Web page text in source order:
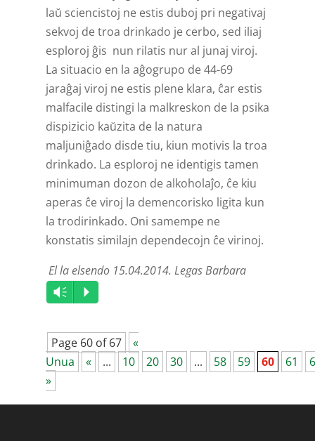
laŭ sciencistoj ne estis duboj pri negativaj
sekvoj de troa drinkado je cerbo, sed iliaj
esploroj ĝis nun rilatis nur al junaj viroj.
La situacio en la aĝogrupo de 44-69
jaraĝaj viroj ne estis plene klara, ĉar estis
malfacile distingi la malkreskon de la psika
dispizicio kaŭzita de la natura
maljuniĝado disde tiu, kiun motivis la troa
drinkado. La esploroj ne identigis tamen
minimuman dozon de alkoholaĵo, ĉe kiu
aperas ĉe viroj la demenco­risko ligita kun
la tro­dirinkado. Oni samempe ne
konstatis similajn dependecojn ĉe virinoj.
El la elsendo 15.04.2014. Legas Barbara
Audio
Player
Vm P
Page 60 of 67
«
Unua
« ... 10 20 30 ... 58 59 60 61
»